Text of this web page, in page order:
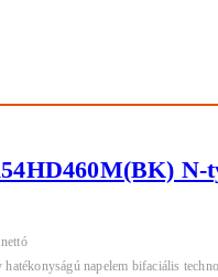
N-
nettó
napelem bifaciális